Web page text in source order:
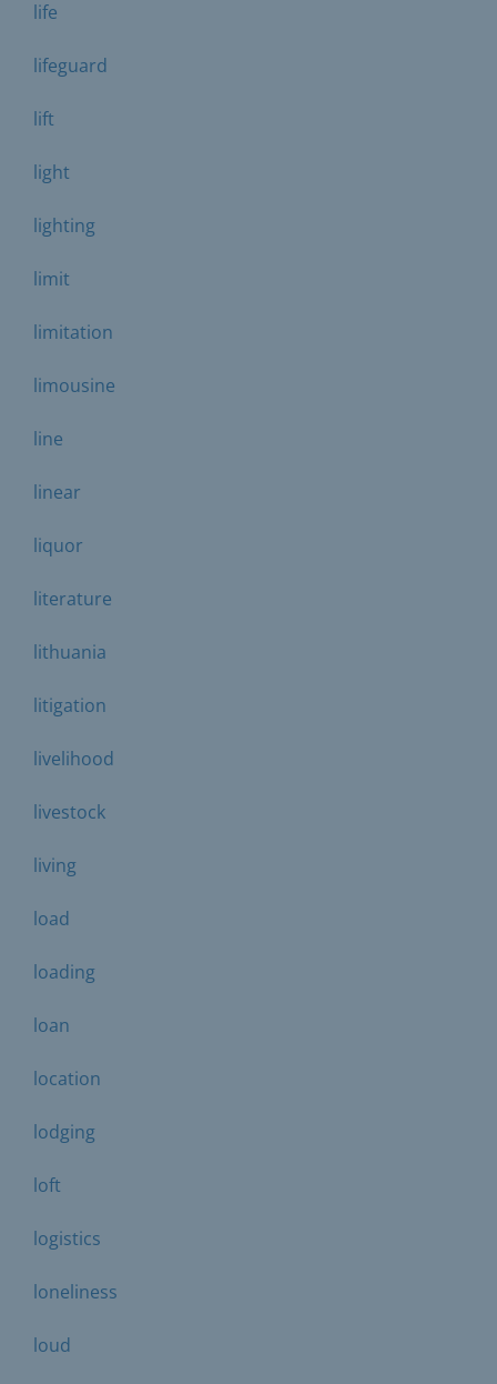
life
lifeguard
lift
light
lighting
limit
limitation
limousine
line
linear
liquor
literature
lithuania
litigation
livelihood
livestock
living
load
loading
loan
location
lodging
loft
logistics
loneliness
loud